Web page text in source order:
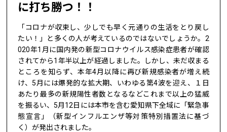
に打ち勝つ！！
「コロナが収束し、少しでも早く元通りの生活をとり戻し
たい！」と多くの人が考えているのではないでしょうか。2
020年1月に国内発の新型コロナウイルス感染症患者が確認
されてから1年半以上が経過しました。しかし、未だ収まる
ところを知らず、本年4月以降に再び新規感染者が増え続
け、5月には爆発的な拡大期、いわゆる第4波を迎え、１日
あたり最多の新規陽性者数となるなどこれまで以上の猛威
を振るい、5月12日には本市を含む愛知県下全域に「緊急事
態宣言」（新型インフルエンザ等対策特別措置法に基づ
く）が発出されました。